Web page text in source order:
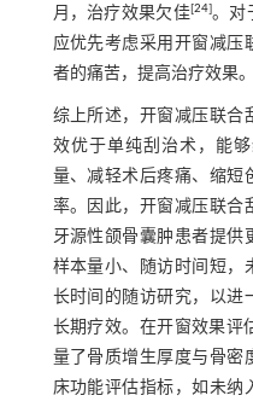
月，治疗效果欠佳[24]。对
应优先考虑采用开窗减压
者的痛苦，提高治疗效果。
综上所述，开窗减压联合
效优于单纯刮治术，能
量、减轻术后疼痛、缩短
率。因此，开窗减压联合
牙源性颌骨囊肿患者提供
样本量小、随访时间短，
长时间的随访研究，以进
长期疗效。在开窗效果评
量了骨质增生厚度与骨密
床功能评估指标，如未纳